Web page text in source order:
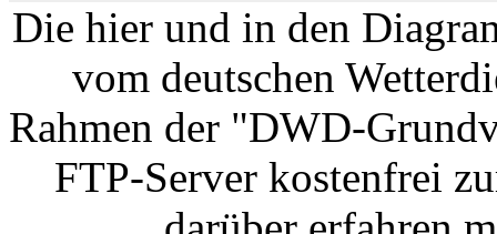
Die hier und in den
vom deutschen
Rahmen der "DWD-
FTP-Server kostenfrei